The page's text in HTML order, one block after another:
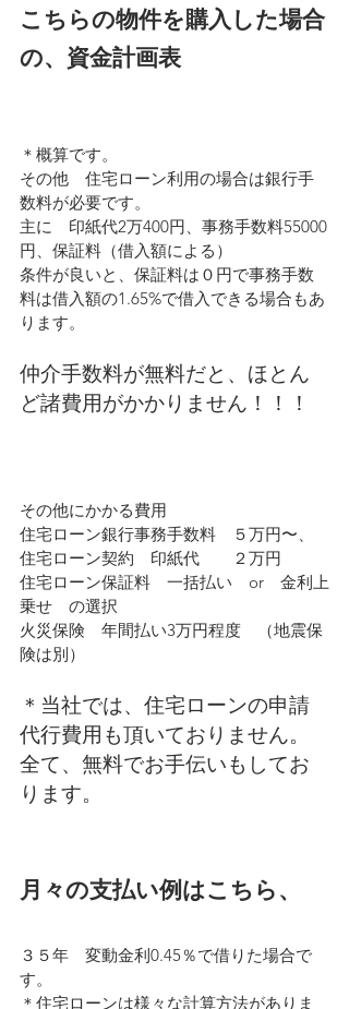
こちらの物件を購入した場合
の、資金計画表
＊概算です。
その他　住宅ローン利用の場合は銀行手
数料が必要です。
主に　印紙代2万400円、事務手数料55000
円、保証料（借入額による）
条件が良いと、保証料は０円で事務手数
料は借入額の1.65%で借入できる場合もあ
ります。
仲介手数料が無料だと、ほとん
ど諸費用がかかりません！！！
その他にかかる費用
住宅ローン銀行事務手数料　５万円〜、
住宅ローン契約　印紙代　　２万円
住宅ローン保証料　一括払い　or　金利上
乗せ　の選択
火災保険　年間払い3万円程度　（地震保
険は別）
＊当社では、住宅ローンの申請
代行費用も頂いておりません。
全て、無料でお手伝いもしてお
ります。
月々の支払い例はこちら、
３５年　変動金利0.45％で借りた場合で
す。
＊住宅ローンは様々な計算方法がありま